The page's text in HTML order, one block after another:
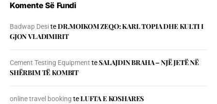
Komente Së Fundi
Badwap DesiteDR.MOIKOM ZEQO: KARL TOPIA DHE KULTI I
GJON VLADIMIRIT
Cement Testing Equipment teSALAJDIN BRAHA – NJЁ JETЁ NЁ
SHЁRBIM TЁ KOMBIT
online travel booking teLUFTA E KOSHARES